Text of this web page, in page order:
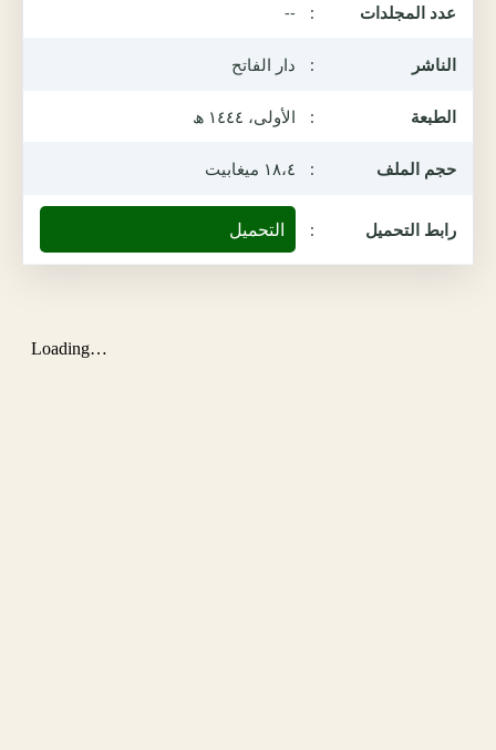
عدد المجلدات :
--
الناشر : دار الفاتح
الطبعة : الأولى، ١٤٤٤ ھ
حجم الملف : ١٨،٤ ميغابيت
رابط التحميل : التحميل